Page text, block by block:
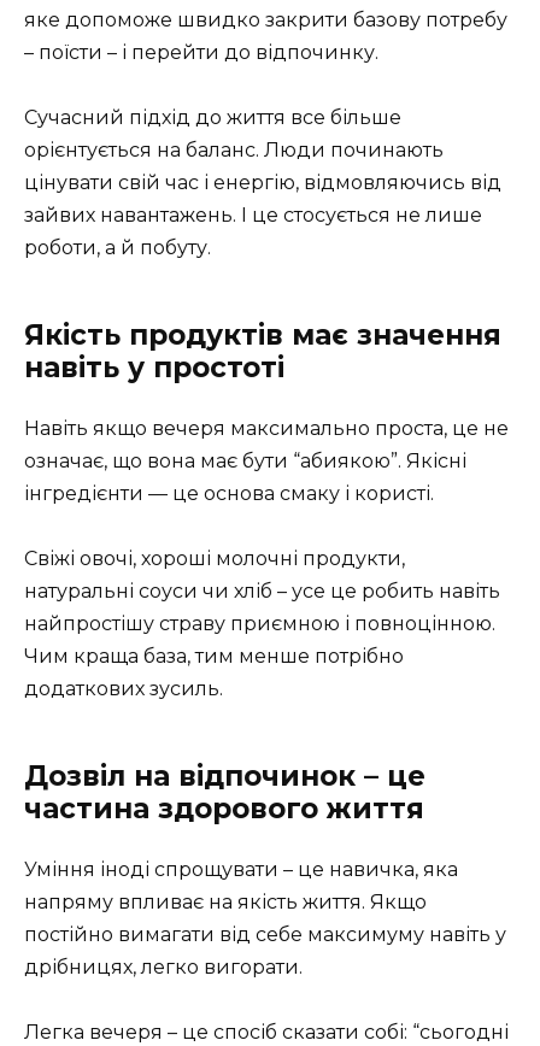
яке допоможе швидко закрити базову потребу
– поїсти – і перейти до відпочинку.
Сучасний підхід до життя все більше
орієнтується на баланс. Люди починають
цінувати свій час і енергію, відмовляючись від
зайвих навантажень. І це стосується не лише
роботи, а й побуту.
Якість продуктів має значення
навіть у простоті
Навіть якщо вечеря максимально проста, це не
означає, що вона має бути “абиякою”. Якісні
інгредієнти — це основа смаку і користі.
Свіжі овочі, хороші молочні продукти,
натуральні соуси чи хліб – усе це робить навіть
найпростішу страву приємною і повноцінною.
Чим краща база, тим менше потрібно
додаткових зусиль.
Дозвіл на відпочинок – це
частина здорового життя
Уміння іноді спрощувати – це навичка, яка
напряму впливає на якість життя. Якщо
постійно вимагати від себе максимуму навіть у
дрібницях, легко вигорати.
Легка вечеря – це спосіб сказати собі: “сьогодні